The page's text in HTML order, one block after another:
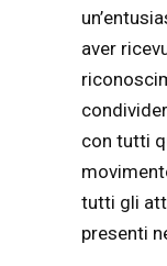
aver
con tutti
tutti gli
presenti